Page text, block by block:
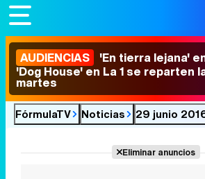
AUDIENCIAS 'En tierra lejana'
'Dog House' en La 1 se reparten
martes
FórmulaTV Noticias 29 junio
Eliminar anuncios